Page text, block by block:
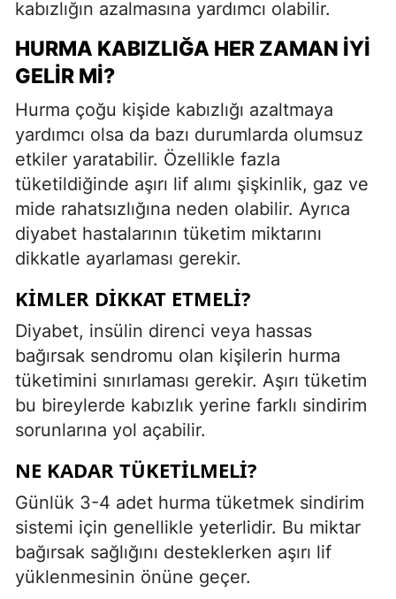
kabızlığın azalmasına yardımcı olabilir.
HURMA KABIZLIĞA HER ZAMAN İYI
GELIR MI?
Hurma çoğu kişide kabızlığı azaltmaya
yardımcı olsa da bazı durumlarda olumsuz
etkiler yaratabilir. Özellikle fazla
tüketildiğinde aşırı lif alımı şişkinlik, gaz ve
mide rahatsızlığına neden olabilir. Ayrıca
diyabet hastalarının tüketim miktarını
dikkatle ayarlaması gerekir.
KIMLER DIKKAT ETMELI?
Diyabet, insülin direnci veya hassas
bağırsak sendromu olan kişilerin hurma
tüketimini sınırlaması gerekir. Aşırı tüketim
bu bireylerde kabızlık yerine farklı sindirim
sorunlarına yol açabilir.
NE KADAR TÜKETILMELI?
Günlük 3-4 adet hurma tüketmek sindirim
sistemi için genellikle yeterlidir. Bu miktar
bağırsak sağlığını desteklerken aşırı lif
yüklenmesinin önüne geçer.